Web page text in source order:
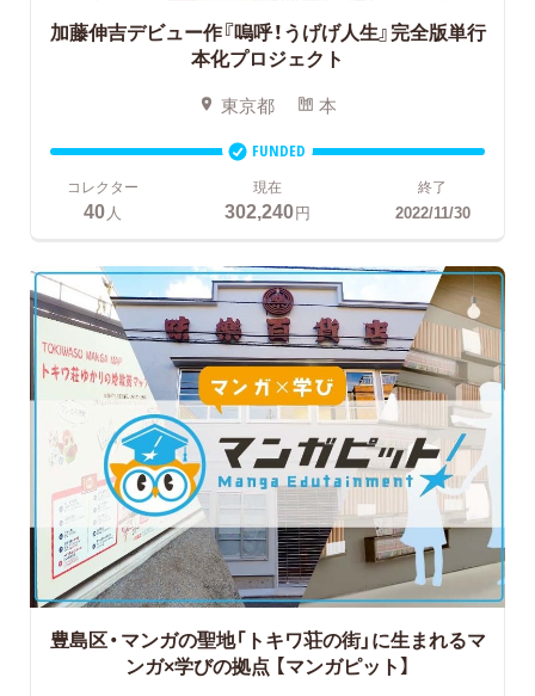
加藤伸吉デビュー作『嗚呼！うげげ人生』完全版単行
本化プロジェクト
東京都 本
FUNDED
コレクター
40人
現在
302,240円
終了
2022/11/30
豊島区・マンガの聖地「トキワ荘の街」に生まれるマ
ンガ×学びの拠点 【マンガピット】